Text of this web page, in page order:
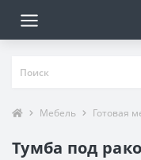
Мебель Готовая
Тумба под